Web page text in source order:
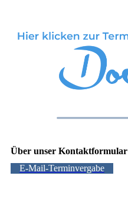
Über unser Kontaktformular
E-Mail-Terminvergabe